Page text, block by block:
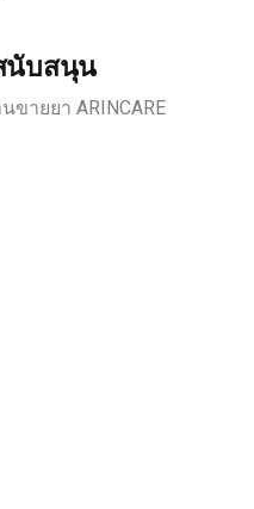
นับสนุน
ายยา ARINCARE